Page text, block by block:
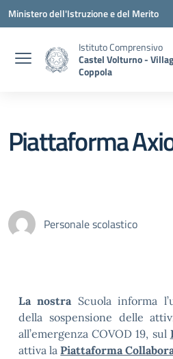
Vai ai contenuti
Vai al menu di navigazione
Vai al footer
Ministero dell'Istruzione e del Merito
Istituto Comprensivo
Castel Volturno -
Coppola
Piattaforma
Personale scolastico
La nostraScuola informa
della sospensione delle
all’emergenza COVOD 19, sul
attiva laPiattaforma